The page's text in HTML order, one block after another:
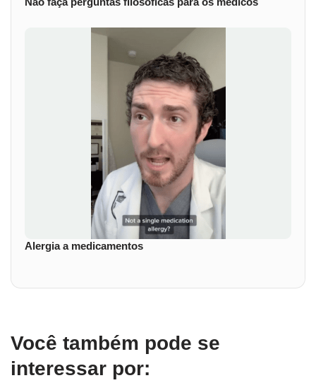
Alergia a medicamentos
Você também pode se
interessar por: